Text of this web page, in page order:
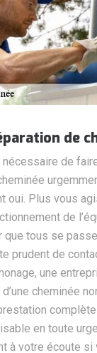
de
nécessaire de
oui. Plus vous
de
que tous se
prudent de
une
cheminée
en toute
à votre écoute si